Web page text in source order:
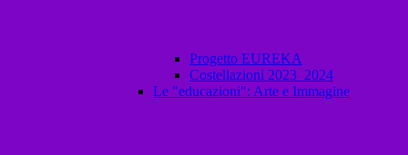
Progetto EUREKA
Costellazioni 2023_2024
Le "educazioni": Arte e Immagine